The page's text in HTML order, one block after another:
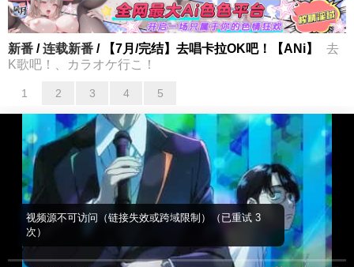
新番 /连载新番 / 【7月/完结】去唱卡拉OK吧！【ANi】
去
K歌吧！、カラオケ行こ！
1
01
2
02
3
03
4
04
5
05
视频源不可访问（链接失效或跨域限制）（已重试 3
次）